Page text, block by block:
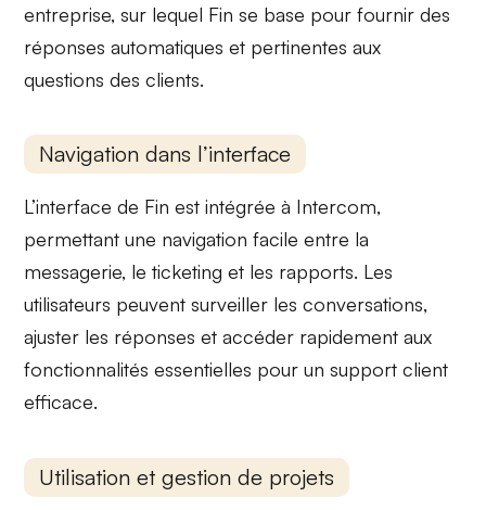
entreprise, sur lequel Fin se base pour fournir des
réponses automatiques et pertinentes aux
questions des clients.
Navigation dans l’interface
L’interface de Fin est intégrée à Intercom,
permettant une navigation facile entre la
messagerie, le ticketing et les rapports. Les
utilisateurs peuvent surveiller les conversations,
ajuster les réponses et accéder rapidement aux
fonctionnalités essentielles pour unsupport client
efficace.
Utilisation et gestion de projets